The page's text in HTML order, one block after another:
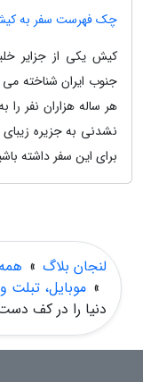
چک فهرست سفر به
کیش یکی از جزایر
جنوب ایران شناخته
هر ساله هزاران نفر
نشدنی به جزیره
برای این سفر داشته
لنجان بلاگ »
» موبایل،
دنیا را در کف